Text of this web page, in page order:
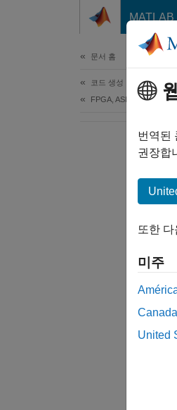
MATLAB
문서 홈
코드 생성
FPGA, ASIC 및 SoC 개발
번역된
권장합
또한
미주
Canada
United